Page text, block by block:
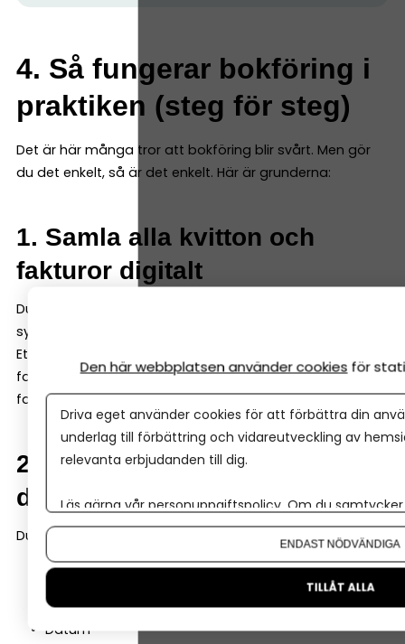
4. Så fungerar bokföring i
praktiken (steg för steg)
Det är här många tror att bokföring blir svårt. Men gör
du det enkelt, så är det enkelt. Här är grunderna:
1. Samla alla kvitton och
fakturor digitalt
Du ska inte spara kvitton och fakturor löst – de ska in i
systemet.
Ett bra bokföringsprogram kan både ta emot digitala
fakturor och enkelt scanna in kvitton och fysiska
fakturor – så att du samlar allt i programmet direkt.
2. Registrera varje händelse i
ditt bokföringsprogram
Du bokför en händelse genom att ange:
Vad som hänt
Belopp
Datum
Den här webbplatsen använder cookies för
Driva eget använder cookies för att förbättra din
underlag till förbättring och vidareutveckling av
relevanta erbjudanden till dig.
Läs gärna vår personuppgiftspolicy. Om du
Om du vill ändra ditt val i efterhand hittar du den
ENDAST NÖDVÄNDIGA
TILLÅT ALLA